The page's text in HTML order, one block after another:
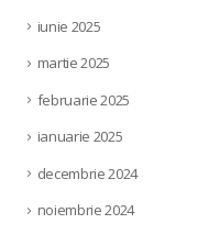
iunie 2025
martie 2025
februarie 2025
ianuarie 2025
decembrie 2024
noiembrie 2024